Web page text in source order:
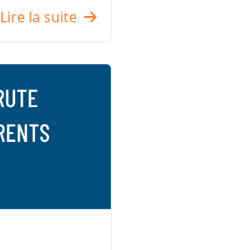
Lire la suite